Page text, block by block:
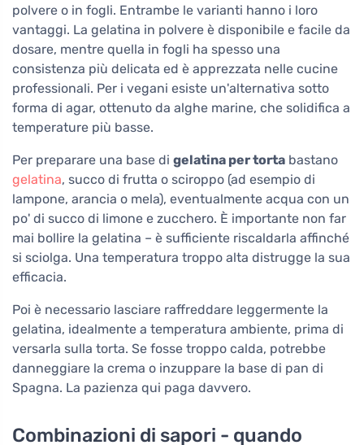
polvere o in fogli. Entrambe le varianti hanno i loro
vantaggi. La gelatina in polvere è disponibile e facile da
dosare, mentre quella in fogli ha spesso una
consistenza più delicata ed è apprezzata nelle cucine
professionali. Per i vegani esiste un'alternativa sotto
forma di agar, ottenuto da alghe marine, che solidifica a
temperature più basse.
Per preparare una base di gelatina per torta bastano
gelatina, succo di frutta o sciroppo (ad esempio di
lampone, arancia o mela), eventualmente acqua con un
po' di succo di limone e zucchero. È importante non far
mai bollire la gelatina – è sufficiente riscaldarla affinché
si sciolga. Una temperatura troppo alta distrugge la sua
efficacia.
Poi è necessario lasciare raffreddare leggermente la
gelatina, idealmente a temperatura ambiente, prima di
versarla sulla torta. Se fosse troppo calda, potrebbe
danneggiare la crema o inzuppare la base di pan di
Spagna. La pazienza qui paga davvero.
Combinazioni di sapori - quando